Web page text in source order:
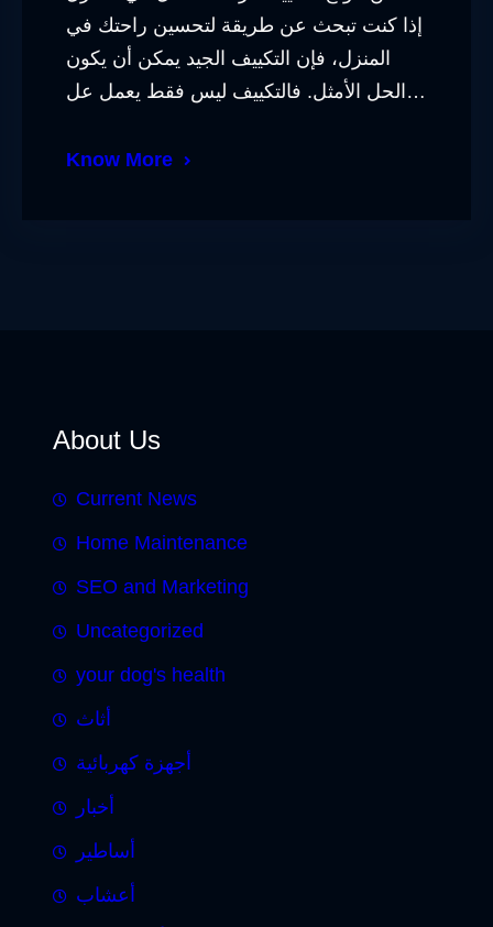
إذا كنت تبحث عن طريقة لتحسين راحتك في
المنزل، فإن التكييف الجيد يمكن أن يكون
الحل الأمثل. فالتكييف ليس فقط يعمل عل…
Know More
About Us
Current News
Home Maintenance
SEO and Marketing
Uncategorized
your dog's health
أثاث
أجهزة كهربائية
أخبار
أساطير
أعشاب